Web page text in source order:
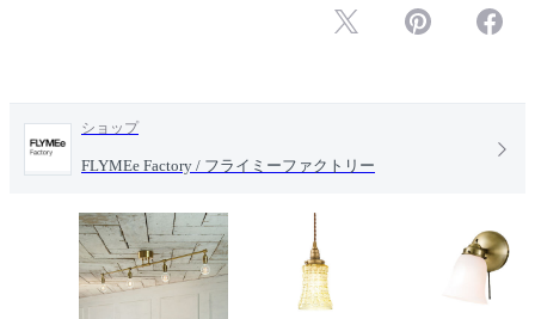
ショップ
FLYMEe Factory / フライミーファクトリー